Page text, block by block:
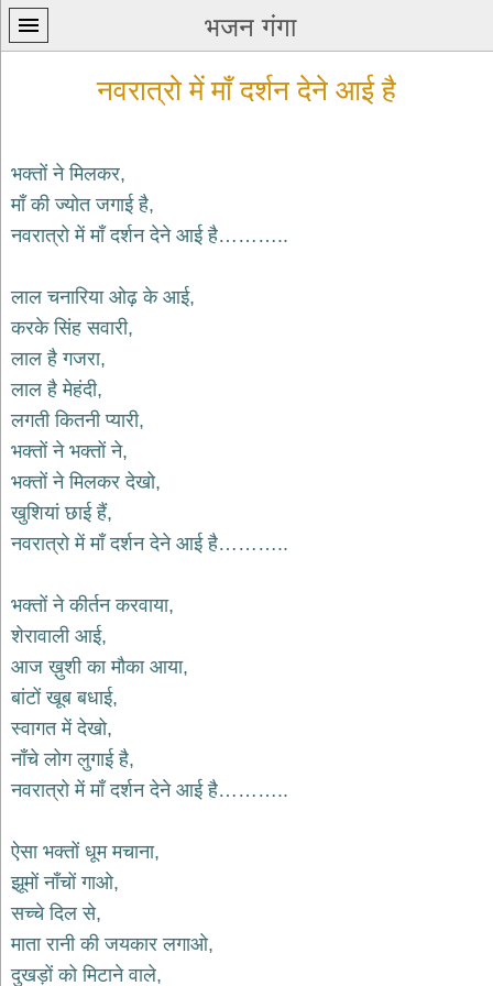
भजन गंगा
प्रथम
पन्ना
कृष्ण
भजन
krishna
bhajans
शिव
भजन
bhajans
हनुमान
भजन
hanuman
bhajans
भजन
bhajans
जैन
भजन
jain
bhajans
भजन
गणेश
भजन
ganesh
राम
नवरात्रो में माँ दर्शन देने आई है
भक्तों ने मिलकर,
माँ की ज्योत जगाई है,
नवरात्रो में माँ दर्शन देने आई है………..
लाल चनारिया ओढ़ के आई,
करके सिंह सवारी,
लाल है गजरा,
लाल है मेहंदी,
लगती कितनी प्यारी,
भक्तों ने भक्तों ने,
भक्तों ने मिलकर देखो,
खुशियां छाई हैं,
नवरात्रो में माँ दर्शन देने आई है………..
भक्तों ने कीर्तन करवाया,
शेरावाली आई,
आज ख़ुशी का मौका आया,
बांटों खूब बधाई,
स्वागत में देखो,
नाँचे लोग लुगाई है,
नवरात्रो में माँ दर्शन देने आई है………..
ऐसा भक्तों धूम मचाना,
झूमों नाँचों गाओ,
सच्चे दिल से,
माता रानी की जयकार लगाओ,
दुखड़ों को मिटाने वाले,